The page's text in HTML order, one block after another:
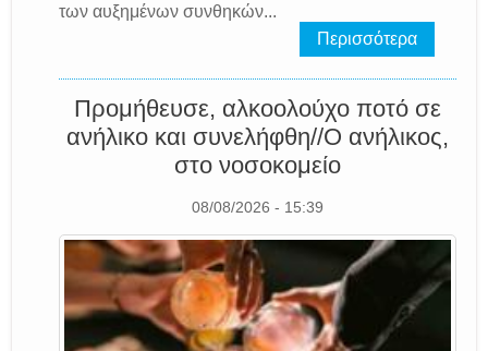
των αυξημένων συνθηκών...
Περισσότερα
Προμήθευσε, αλκοολούχο ποτό σε
ανήλικο και συνελήφθη//Ο ανήλικος,
στο νοσοκομείο
08/08/2026 - 15:39